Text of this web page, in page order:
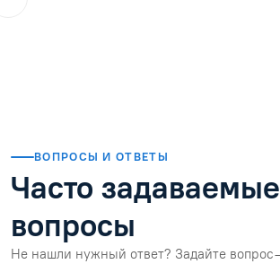
ВОПРОСЫ И ОТВЕТЫ
Часто задаваемые
вопросы
Не нашли нужный ответ? Задайте вопрос